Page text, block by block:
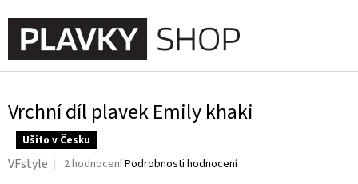
na
obsah
Vrchní díl plavek Emily khaki
Ušito v Česku
Průměrné
2 hodnoceníPodrobnosti hodnocení
VFstyle